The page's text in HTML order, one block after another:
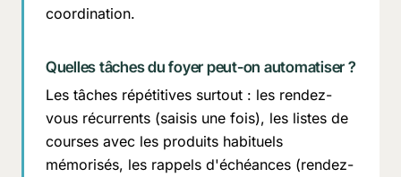
coordination.
Quelles tâches du foyer peut-on automatiser ?
Les tâches répétitives surtout : les rendez-
vous récurrents (saisis une fois), les listes de
courses avec les produits habituels
mémorisés, les rappels d'échéances (rendez-